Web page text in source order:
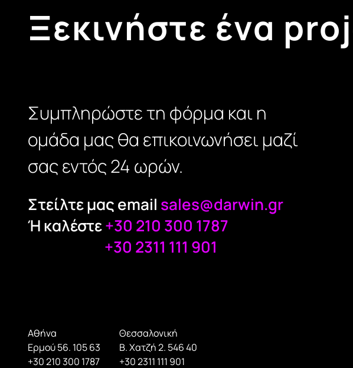
Ξεκινήστε ένα
Συμπληρώστε τη φόρμα και η
ομάδα μας θα επικοινωνήσει μαζί
σας εντός 24 ωρών.
Στείλτε μας email sales@darwin.gr
Ή καλέστε+30 210 300 1787
+30 2311 111 901
Αθήνα
Ερμού 56. 105 63
+30 210 300 1787
Θεσσαλονική
Β. Χατζή 2. 546 40
+30 2311 111 901